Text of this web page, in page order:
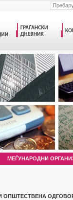
МЕЃУНАРОДНИ
ОПШТЕСТВЕНА